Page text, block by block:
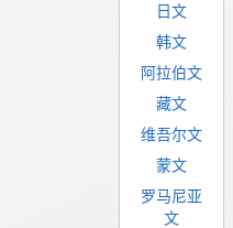
日文
韩文
阿拉伯文
藏文
维吾尔文
蒙文
罗马尼亚
文